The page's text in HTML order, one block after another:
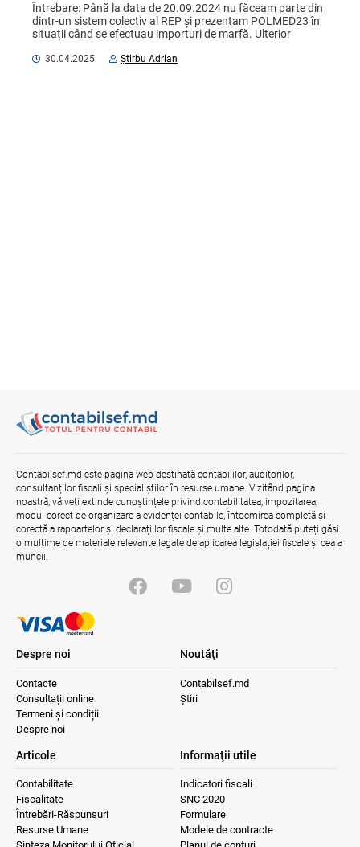
Întrebare: Până la data de 20.09.2024 nu făceam parte din
dintr-un sistem colectiv al REP și prezentam POLMED23 în
situații când se efectuau importuri de marfă. Ulterior
30.04.2025 Știrbu Adrian
Contabilsef.md este pagina web destinată contabililor, auditorilor,
consultanților fiscali și specialiștilor în resurse umane. Vizitând pagina
noastră, vă veți extinde cunoștințele privind contabilitatea, impozitarea,
modul corect de organizare a evidenței contabile, întocmirea completă și
corectă a rapoartelor și declarațiilor fiscale și multe alte. Totodată puteți găsi
o mulțime de materiale relevante legate de aplicarea legislației fiscale și cea a
muncii.
Despre noi
Contacte
Consultații online
Termeni și condiții
Despre noi
Noutăţi
Contabilsef.md
Știri
Articole
Contabilitate
Fiscalitate
Întrebări-Răspunsuri
Resurse Umane
Informaţii utile
Indicatori fiscali
SNC 2020
Formulare
Modele de contracte